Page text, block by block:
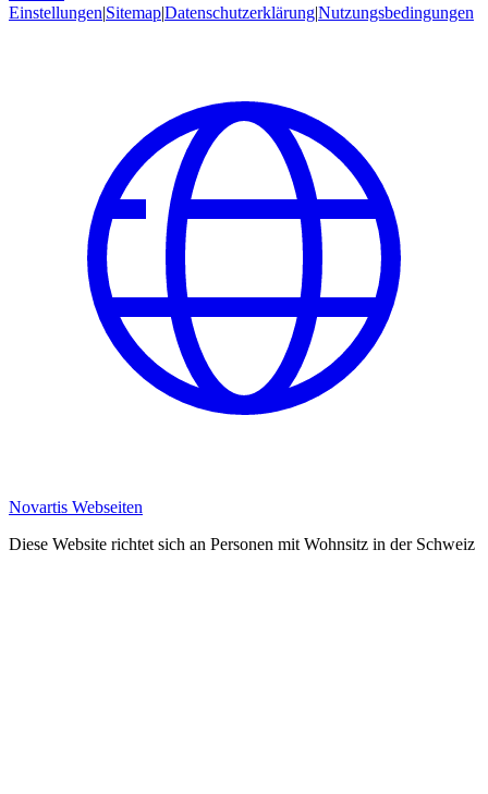
Einstellungen|Sitemap|Datenschutzerklärung|Nutzungsbedingungen
Novartis Webseiten
Diese Website richtet sich an Personen mit Wohnsitz in der Schweiz